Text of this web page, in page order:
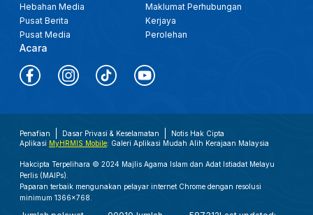
Hebahan Media
Pusat Berita
Pusat Media
Acara
Maklumat Perhubungan
Kerjaya
Perolehan
Penafian Dasar Privasi & Keselamatan
Notis Hak Cipta
Aplikasi MyHRMIS Mobile: Galeri Aplikasi Mudah Alih Kerajaan Malaysia
Hakcipta Terpelihara © 2024 Majlis Agama Islam dan Adat Istiadat Melayu
Perlis (MAIPs).
Paparan terbaik mengunakan pelayar internet Chrome dengan resolusi
minimum 1366x768.